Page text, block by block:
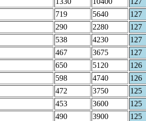
719 5640
127
290 2280
127
538 4230
127
467 3675
127
650 5120
126
598 4740
126
472 3750
125
453 3600
125
490 3900
125